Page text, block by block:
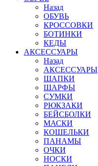
Назад
ОБУВЬ
КРОССОВКИ
БОТИНКИ
КЕДЫ
АКСЕССУАРЫ
Назад
АКСЕССУАРЫ
ШАПКИ
ШАРФЫ
СУМКИ
РЮКЗАКИ
БЕЙСБОЛКИ
МАСКИ
КОШЕЛЬКИ
ПАНАМЫ
ОЧКИ
НОСКИ